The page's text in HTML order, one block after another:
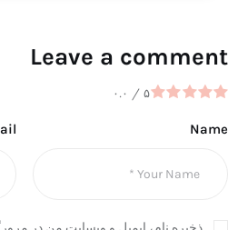
Leave a comment
۰.۰ / ۵
Name